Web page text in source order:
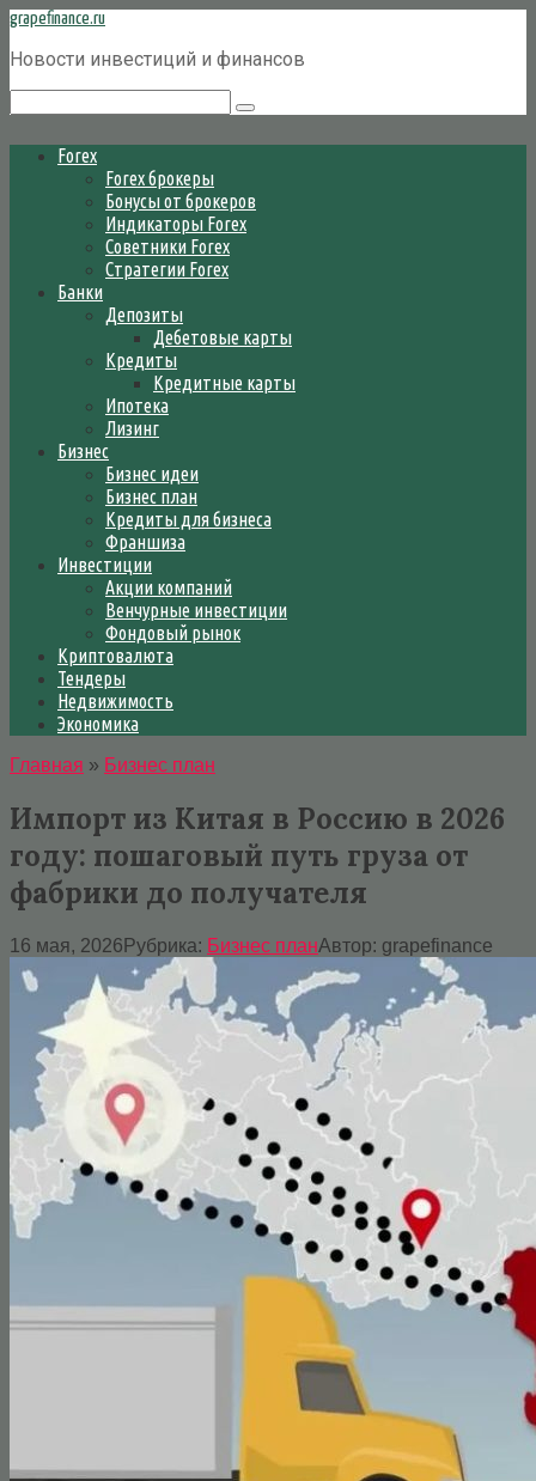
Перейти
контенту
grapefinance.ru
Новости инвестиций и финансов
Forex
Forex брокеры
Бонусы от брокеров
Индикаторы Forex
Советники Forex
Стратегии Forex
Банки
Депозиты
Дебетовые карты
Кредиты
Кредитные карты
Ипотека
Лизинг
Бизнес
Бизнес идеи
Бизнес план
Кредиты для бизнеса
Франшиза
Инвестиции
Акции компаний
Венчурные инвестиции
Фондовый рынок
Криптовалюта
Тендеры
Недвижимость
Экономика
Главная » Бизнес план
Импорт из Китая в Россию в 2026
году: пошаговый путь груза от
фабрики до получателя
16 мая, 2026 Рубрика: Бизнес планАвтор: grapefinance